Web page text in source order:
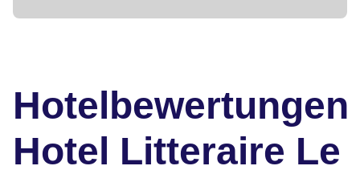
Hotelbewertungen
Hotel Litteraire Le